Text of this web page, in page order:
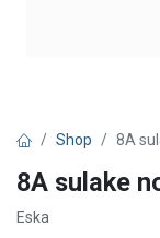
Shop 8A
8A sulake
Eska